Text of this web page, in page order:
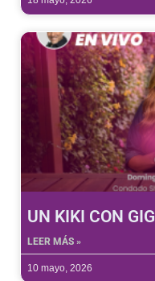
UN KIKI CON GIGI
LEER MÁS »
10 mayo, 2026